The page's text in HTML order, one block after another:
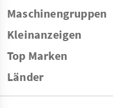
Maschinengruppen
Kleinanzeigen
Top Marken
Länder